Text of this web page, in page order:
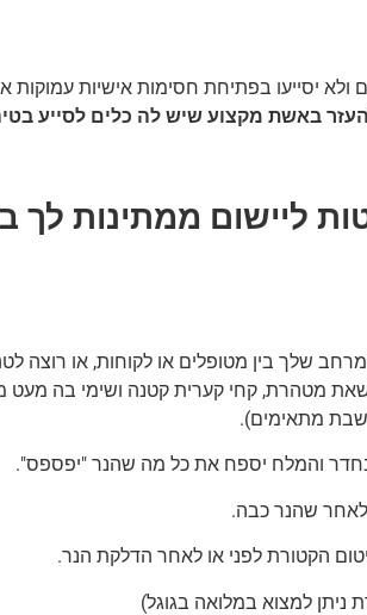
ולא יסייעו בפתיחת חסימות אישיות עמוקות
באשת מקצוע שיש לה כלים לסייע
ליישום ממתינות
שלך בין מטופלים או לקוחות, או רוצה
מטהרת, קחי קערית קטנה ושימי בה מעט
שבת מתאימים).
והמלח יספח את כל מה שהנר "יפספס".
לאחר שהנר כבה.
הקטורת לפני או לאחר הדלקת הנר.
ניתן למצוא במלואה בגוגל)